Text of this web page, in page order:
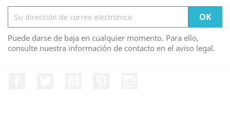
Puede darse de baja en cualquier momento. Para ello,
consulte nuestra información de contacto en el aviso legal.